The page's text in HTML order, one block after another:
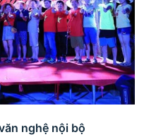
nghệ nội bộ